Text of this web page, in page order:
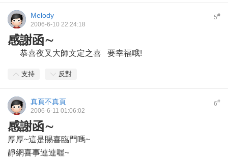
5#
Melody
2006-6-10 22:24:18
感謝函∼
恭喜夜叉大師文定之喜 要幸福哦!
支持 反對
6#
真頁不真頁
2006-6-11 01:06:02
感謝函∼
厚厚~這是賜喜臨門嗎~
靜網喜事連連喔~